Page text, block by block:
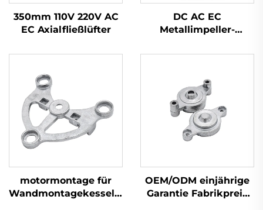
350mm 110V 220V AC
EC Axialfließlüfter
DC AC EC
Metallimpeller-
Klimaanlage FFU-
Zentrifugenlüfter
motormontage für
Wandmontagekesselmotor
OEM/ODM einjährige
Garantie Fabrikpreis